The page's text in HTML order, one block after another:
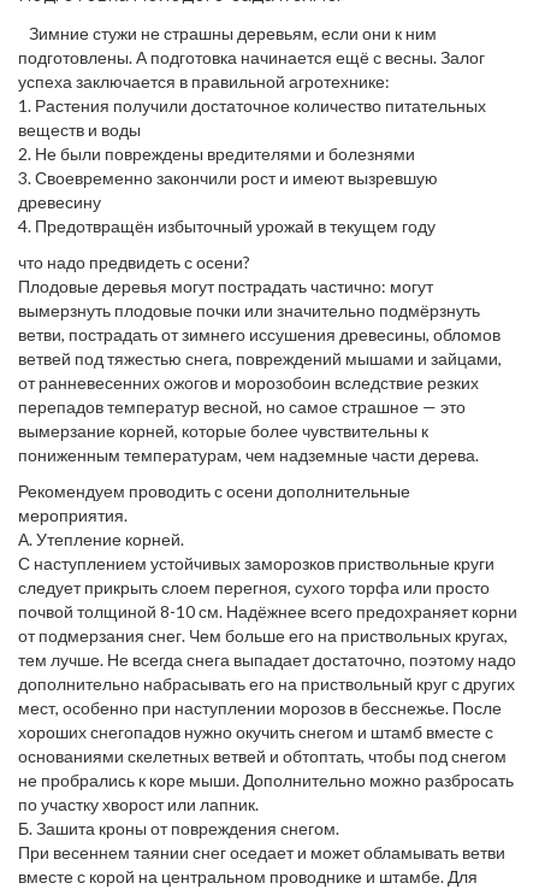
Зимние стужи не страшны деревьям, если они к ним
подготовлены. А подготовка начинается ещё с весны. Залог
успеха заключается в правильной агротехнике:
1. Растения получили достаточное количество питательных
веществ и воды
2. Не были повреждены вредителями и болезнями
3. Своевременно закончили рост и имеют вызревшую
древесину
4. Предотвращён избыточный урожай в текущем году
что надо предвидеть с осени?
Плодовые деревья могут пострадать частично: могут
вымерзнуть плодовые почки или значительно подмёрзнуть
ветви, пострадать от зимнего иссушения древесины, обломов
ветвей под тяжестью снега, повреждений мышами и зайцами,
от ранневесенних ожогов и морозобоин вследствие резких
перепадов температур весной, но самое страшное — это
вымерзание корней, которые более чувствительны к
пониженным температурам, чем надземные части дерева.
Рекомендуем проводить с осени дополнительные
мероприятия.
А. Утепление корней.
С наступлением устойчивых заморозков приствольные круги
следует прикрыть слоем перегноя, сухого торфа или просто
почвой толщиной 8-10 см. Надёжнее всего предохраняет корни
от подмерзания снег. Чем больше его на приствольных кругах,
тем лучше. Не всегда снега выпадает достаточно, поэтому надо
дополнительно набрасывать его на приствольный круг с других
мест, особенно при наступлении морозов в бесснежье. После
хороших снегопадов нужно окучить снегом и штамб вместе с
основаниями скелетных ветвей и обтоптать, чтобы под снегом
не пробрались к коре мыши. Дополнительно можно разбросать
по участку хворост или лапник.
Б. Зашита кроны от повреждения снегом.
При весеннем таянии снег оседает и может обламывать ветви
вместе с корой на центральном проводнике и штамбе. Для